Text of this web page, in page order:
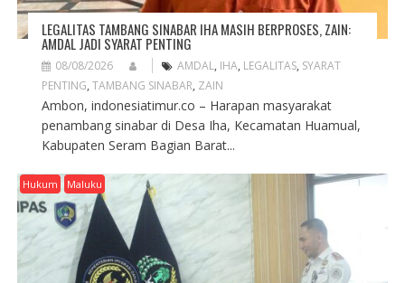
LEGALITAS TAMBANG SINABAR IHA MASIH BERPROSES, ZAIN:
AMDAL JADI SYARAT PENTING
08/08/2026 AMDAL, IHA, LEGALITAS, SYARAT
PENTING, TAMBANG SINABAR, ZAIN
Ambon, indonesiatimur.co – Harapan masyarakat
penambang sinabar di Desa Iha, Kecamatan Huamual,
Kabupaten Seram Bagian Barat...
Hukum Maluku